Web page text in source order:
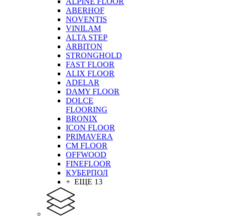
ABERHOF
NOVENTIS
VINILAM
ALTA STEP
ARBITON
STRONGHOLD
FAST FLOOR
ALIX FLOOR
ADELAR
DAMY FLOOR
DOLCE
FLOORING
BRONIX
ICON FLOOR
PRIMAVERA
CM FLOOR
OFFWOOD
FINEFLOOR
КУБЕРПОЛ
+ ЕЩЕ 13